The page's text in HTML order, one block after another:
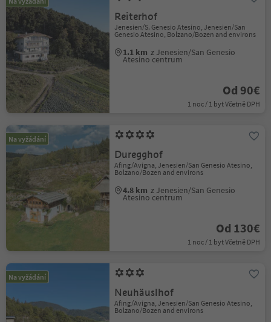
Reiterhof
Jenesien/S. Genesio Atesino, Jenesien/San
Genesio Atesino, Bolzano/Bozen and environs
1.1 km z Jenesien/San Genesio
Atesino centrum
Od 90€
1 noc / 1 byt Včetně DPH
Na vyžádání
Duregghof
Afing/Avigna, Jenesien/San Genesio Atesino,
Bolzano/Bozen and environs
4.8 km z Jenesien/San Genesio
Atesino centrum
Od 130€
1 noc / 1 byt Včetně DPH
Na vyžádání
Neuhäuslhof
Afing/Avigna, Jenesien/San Genesio Atesino,
Bolzano/Bozen and environs